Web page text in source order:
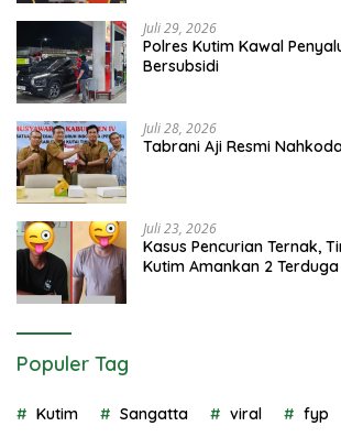
Juli 29, 2026
Polres Kutim Kawal
Bersubsidi
Juli 28, 2026
Tabrani Aji Resmi
Juli 23, 2026
Kasus Pencurian Ternak,
Kutim Amankan 2
Populer Tag
Kutim Sangatta viral fyp